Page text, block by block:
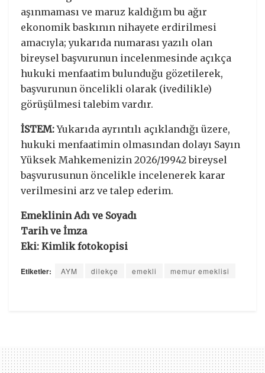
aşınmaması ve maruz kaldığım bu ağır
ekonomik baskının nihayete erdirilmesi
amacıyla; yukarıda numarası yazılı olan
bireysel başvurunun incelenmesinde açıkça
hukuki menfaatim bulunduğu gözetilerek,
başvurunun öncelikli olarak (ivedilikle)
görüşülmesi talebim vardır.
İSTEM:Yukarıda ayrıntılı açıklandığı üzere,
hukuki menfaatimin olmasından dolayı Sayın
Yüksek Mahkemenizin 2026/19942 bireysel
başvurusunun öncelikle incelenerek karar
verilmesini arz ve talep ederim.
Emeklinin Adı ve Soyadı
Tarih ve İmza
Eki: Kimlik fotokopisi
Etiketler: AYM dilekçe emekli memur emeklisi